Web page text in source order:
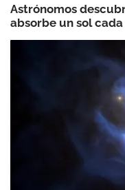
Astrónomos
absorbe un sol